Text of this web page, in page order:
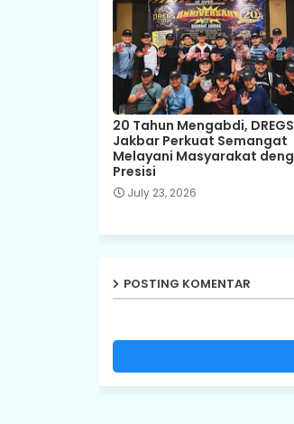
20 Tahun Mengabdi, DREGS
Jakbar Perkuat Semangat
Melayani Masyarakat
Presisi
July 23, 2026
POSTING KOMENTAR